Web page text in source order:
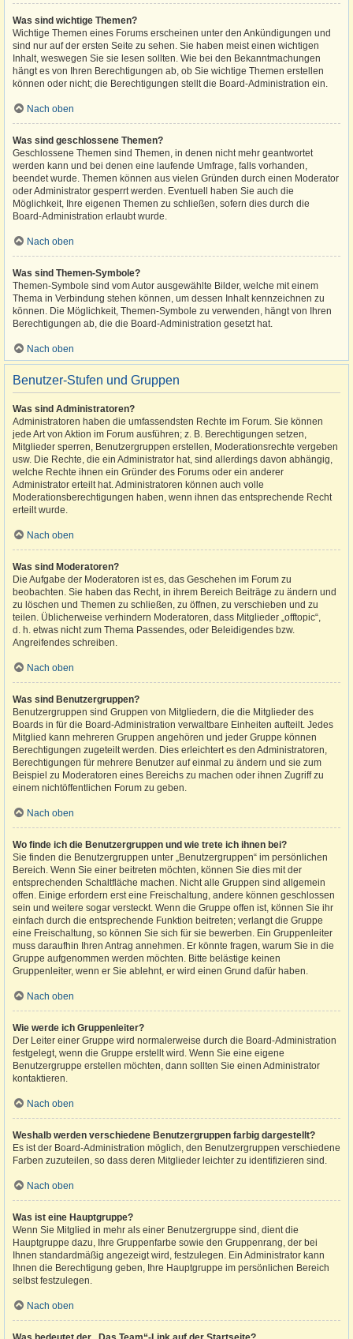
Was sind wichtige Themen?
Wichtige Themen eines Forums erscheinen unter den Ankündigungen und
sind nur auf der ersten Seite zu sehen. Sie haben meist einen wichtigen
Inhalt, weswegen Sie sie lesen sollten. Wie bei den Bekanntmachungen
hängt es von Ihren Berechtigungen ab, ob Sie wichtige Themen erstellen
können oder nicht; die Berechtigungen stellt die Board-Administration ein.
Nach oben
Was sind geschlossene Themen?
Geschlossene Themen sind Themen, in denen nicht mehr geantwortet
werden kann und bei denen eine laufende Umfrage, falls vorhanden,
beendet wurde. Themen können aus vielen Gründen durch einen Moderator
oder Administrator gesperrt werden. Eventuell haben Sie auch die
Möglichkeit, Ihre eigenen Themen zu schließen, sofern dies durch die
Board-Administration erlaubt wurde.
Nach oben
Was sind Themen-Symbole?
Themen-Symbole sind vom Autor ausgewählte Bilder, welche mit einem
Thema in Verbindung stehen können, um dessen Inhalt kennzeichnen zu
können. Die Möglichkeit, Themen-Symbole zu verwenden, hängt von Ihren
Berechtigungen ab, die die Board-Administration gesetzt hat.
Nach oben
Benutzer-Stufen und Gruppen
Was sind Administratoren?
Administratoren haben die umfassendsten Rechte im Forum. Sie können
jede Art von Aktion im Forum ausführen; z. B. Berechtigungen setzen,
Mitglieder sperren, Benutzergruppen erstellen, Moderationsrechte vergeben
usw. Die Rechte, die ein Administrator hat, sind allerdings davon abhängig,
welche Rechte ihnen ein Gründer des Forums oder ein anderer
Administrator erteilt hat. Administratoren können auch volle
Moderationsberechtigungen haben, wenn ihnen das entsprechende Recht
erteilt wurde.
Nach oben
Was sind Moderatoren?
Die Aufgabe der Moderatoren ist es, das Geschehen im Forum zu
beobachten. Sie haben das Recht, in ihrem Bereich Beiträge zu ändern und
zu löschen und Themen zu schließen, zu öffnen, zu verschieben und zu
teilen. Üblicherweise verhindern Moderatoren, dass Mitglieder „offtopic“,
d. h. etwas nicht zum Thema Passendes, oder Beleidigendes bzw.
Angreifendes schreiben.
Nach oben
Was sind Benutzergruppen?
Benutzergruppen sind Gruppen von Mitgliedern, die die Mitglieder des
Boards in für die Board-Administration verwaltbare Einheiten aufteilt. Jedes
Mitglied kann mehreren Gruppen angehören und jeder Gruppe können
Berechtigungen zugeteilt werden. Dies erleichtert es den Administratoren,
Berechtigungen für mehrere Benutzer auf einmal zu ändern und sie zum
Beispiel zu Moderatoren eines Bereichs zu machen oder ihnen Zugriff zu
einem nichtöffentlichen Forum zu geben.
Nach oben
Wo finde ich die Benutzergruppen und wie trete ich ihnen bei?
Sie finden die Benutzergruppen unter „Benutzergruppen“ im persönlichen
Bereich. Wenn Sie einer beitreten möchten, können Sie dies mit der
entsprechenden Schaltfläche machen. Nicht alle Gruppen sind allgemein
offen. Einige erfordern erst eine Freischaltung, andere können geschlossen
sein und weitere sogar versteckt. Wenn die Gruppe offen ist, können Sie ihr
einfach durch die entsprechende Funktion beitreten; verlangt die Gruppe
eine Freischaltung, so können Sie sich für sie bewerben. Ein Gruppenleiter
muss daraufhin Ihren Antrag annehmen. Er könnte fragen, warum Sie in die
Gruppe aufgenommen werden möchten. Bitte belästige keinen
Gruppenleiter, wenn er Sie ablehnt, er wird einen Grund dafür haben.
Nach oben
Wie werde ich Gruppenleiter?
Der Leiter einer Gruppe wird normalerweise durch die Board-Administration
festgelegt, wenn die Gruppe erstellt wird. Wenn Sie eine eigene
Benutzergruppe erstellen möchten, dann sollten Sie einen Administrator
kontaktieren.
Nach oben
Weshalb werden verschiedene Benutzergruppen farbig dargestellt?
Es ist der Board-Administration möglich, den Benutzergruppen verschiedene
Farben zuzuteilen, so dass deren Mitglieder leichter zu identifizieren sind.
Nach oben
Was ist eine Hauptgruppe?
Wenn Sie Mitglied in mehr als einer Benutzergruppe sind, dient die
Hauptgruppe dazu, Ihre Gruppenfarbe sowie den Gruppenrang, der bei
Ihnen standardmäßig angezeigt wird, festzulegen. Ein Administrator kann
Ihnen die Berechtigung geben, Ihre Hauptgruppe im persönlichen Bereich
selbst festzulegen.
Nach oben